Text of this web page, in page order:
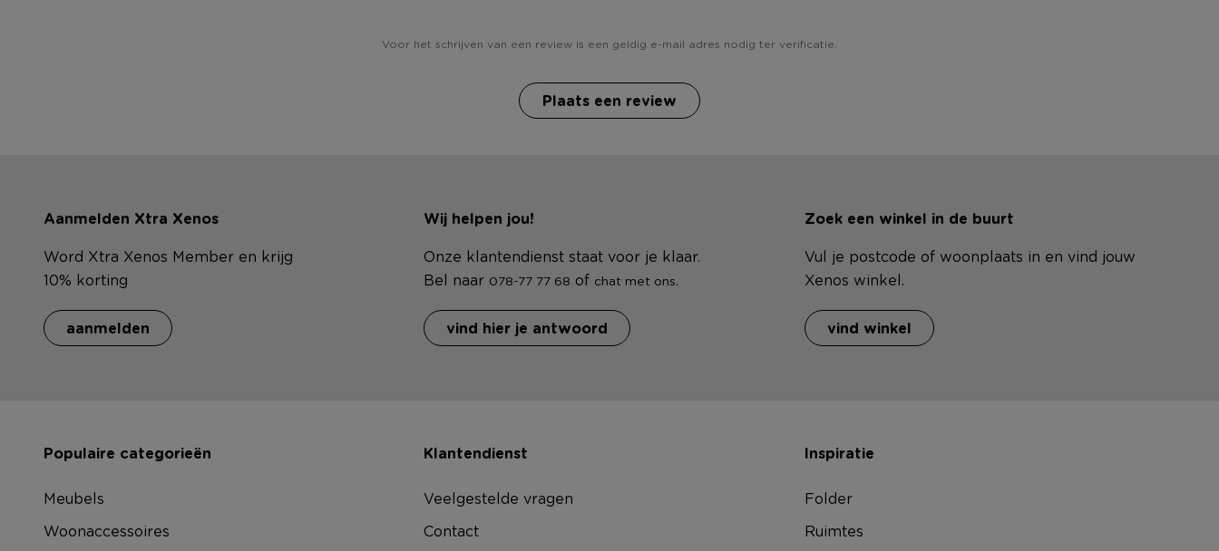
Voor het schrijven van een review is een geldig e-mail adres nodig ter verificatie.
Plaats een review
Aanmelden Xtra Xenos
Word Xtra Xenos Member en krijg
10% korting
aanmelden
Wij helpen jou!
Onze klantendienst staat voor je klaar.
Bel naar 078-77 77 68 of chat met ons.
vind hier je antwoord
Zoek een winkel in de buurt
Vul je postcode of woonplaats in en vind jouw
Xenos winkel.
vind winkel
Populaire categorieën
Meubels
Woonaccessoires
Klantendienst
Veelgestelde vragen
Contact
Inspiratie
Folder
Ruimtes